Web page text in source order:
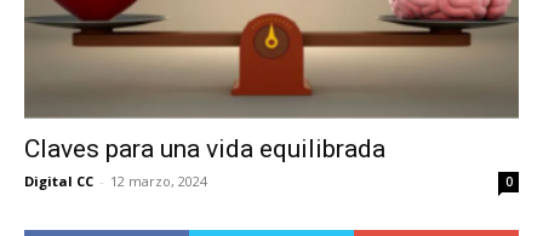
Claves para una vida equilibrada
Digital CC - 12 marzo, 2024 0